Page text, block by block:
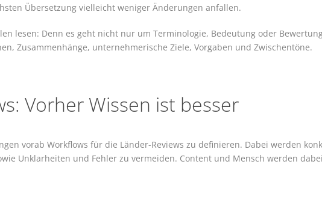
Übersetzung vielleicht weniger Änderungen anfallen.
lesen: Denn es geht nicht nur um Terminologie, Bedeutung oder
Zusammenhänge, unternehmerische Ziele, Vorgaben und Zwischentöne.
Vorher Wissen ist besser
vorab Workflows für die Länder-Reviews zu definieren. Dabei werden
Unklarheiten und Fehler zu vermeiden. Content und Mensch werden